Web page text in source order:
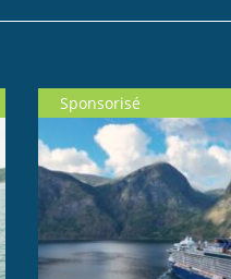
Sponsorisé